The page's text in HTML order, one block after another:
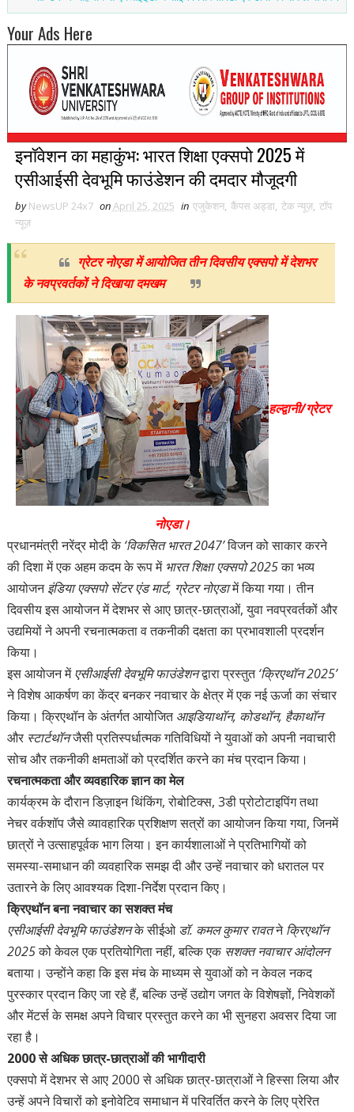
Your Ads Here
इनॉवेशन का महाकुंभ: भारत शिक्षा एक्सपो 2025 में
एसीआईसी देवभूमि फाउंडेशन की दमदार मौजूदगी
by NewsUP 24x7 onApril 25, 2025 in एजुकेशन, कैंपस अड्डा, टेक न्यूज़, टॉप
न्यूज़
ग्रेटर नोएडा में आयोजित तीन दिवसीय एक्सपो में देशभर
के नवप्रवर्तकों ने दिखाया दमखम
हल्द्वानी/ग्रेटर
नोएडा।
प्रधानमंत्री नरेंद्र मोदी के‘विकसित भारत 2047’विजन को साकार करने
की दिशा में एक अहम कदम के रूप में भारत शिक्षा एक्सपो 2025का भव्य
आयोजनइंडिया एक्सपो सेंटर एंड मार्ट, ग्रेटर नोएडामें किया गया। तीन
दिवसीय इस आयोजन में देशभर से आए छात्र-छात्राओं, युवा नवप्रवर्तकों और
उद्यमियों ने अपनी रचनात्मकता व तकनीकी दक्षता का प्रभावशाली प्रदर्शन
किया।
इस आयोजन मेंएसीआईसी देवभूमि फाउंडेशनद्वारा प्रस्तुत‘क्रिएथॉन 2025’
ने विशेष आकर्षण का केंद्र बनकर नवाचार के क्षेत्र में एक नई ऊर्जा का संचार
किया। क्रिएथॉन के अंतर्गत आयोजितआइडियाथॉन, कोडथॉन, हैकाथॉन
और स्टार्टथॉनजैसी प्रतिस्पर्धात्मक गतिविधियों ने युवाओं को अपनी नवाचारी
सोच और तकनीकी क्षमताओं को प्रदर्शित करने का मंच प्रदान किया।
रचनात्मकता और व्यवहारिक ज्ञान का मेल
कार्यक्रम के दौरान डिज़ाइन थिंकिंग, रोबोटिक्स, 3डी प्रोटोटाइपिंग तथा
नेचर वर्कशॉप जैसे व्यावहारिक प्रशिक्षण सत्रों का आयोजन किया गया, जिनमें
छात्रों ने उत्साहपूर्वक भाग लिया। इन कार्यशालाओं ने प्रतिभागियों को
समस्या-समाधान की व्यवहारिक समझ दी और उन्हें नवाचार को धरातल पर
उतारने के लिए आवश्यक दिशा-निर्देश प्रदान किए।
क्रिएथॉन बना नवाचार का सशक्त मंच
एसीआईसी देवभूमि फाउंडेशनके सीईओ डॉ. कमल कुमार रावतनेक्रिएथॉन
2025को केवल एक प्रतियोगिता नहीं, बल्कि एक सशक्त नवाचार आंदोलन
बताया। उन्होंने कहा कि इस मंच के माध्यम से युवाओं को न केवल नकद
पुरस्कार प्रदान किए जा रहे हैं, बल्कि उन्हें उद्योग जगत के विशेषज्ञों, निवेशकों
और मेंटर्स के समक्ष अपने विचार प्रस्तुत करने का भी सुनहरा अवसर दिया जा
रहा है।
2000 से अधिक छात्र-छात्राओं की भागीदारी
एक्सपो में देशभर से आए 2000 से अधिक छात्र-छात्राओं ने हिस्सा लिया और
उन्हें अपने विचारों को इनोवेटिव समाधान में परिवर्तित करने के लिए प्रेरित